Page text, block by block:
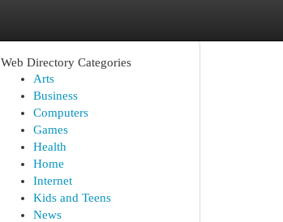
Web Directory Categories
Arts
Business
Computers
Games
Health
Home
Internet
Kids and Teens
News